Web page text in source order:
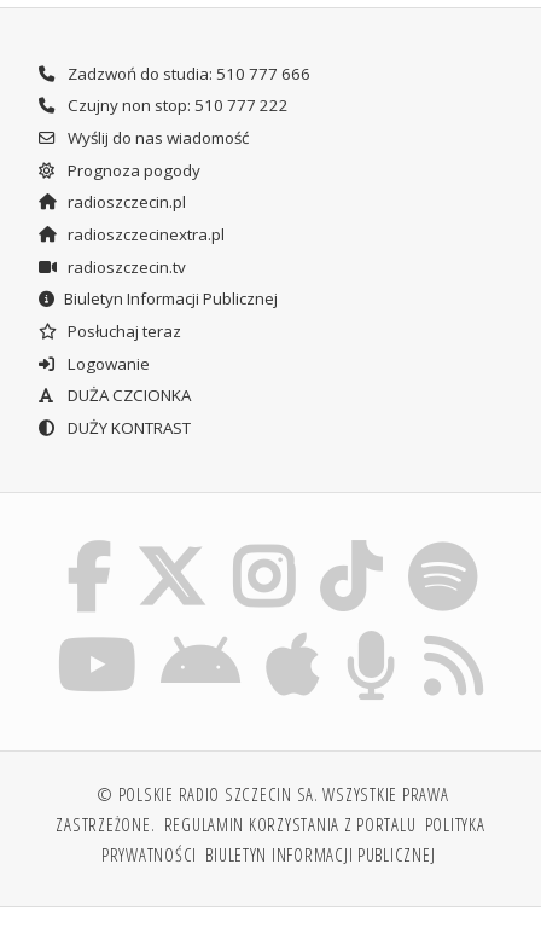
Zadzwoń do studia: 510 777 666
Czujny non stop: 510 777 222
Wyślij do nas wiadomość
Prognoza pogody
radioszczecin.pl
radioszczecinextra.pl
radioszczecin.tv
Biuletyn Informacji Publicznej
Posłuchaj teraz
Logowanie
DUŻA CZCIONKA
DUŻY KONTRAST
© POLSKIE RADIO SZCZECIN SA. WSZYSTKIE PRAWA
ZASTRZEŻONE. REGULAMIN KORZYSTANIA Z PORTALU POLITYKA
PRYWATNOŚCI BIULETYN INFORMACJI PUBLICZNEJ